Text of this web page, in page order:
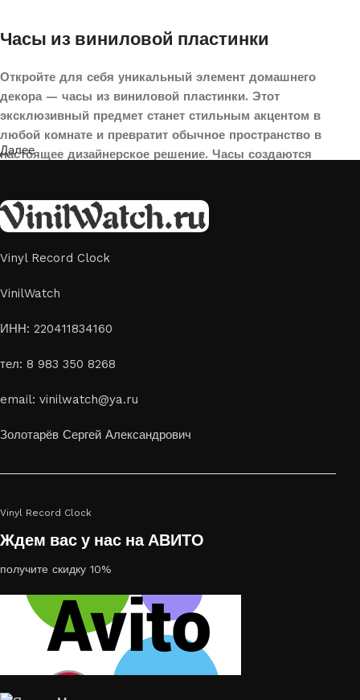
Часы из виниловой пластинки
Откройте для себя уникальный элемент домашнего
декора — часы из виниловой пластинки. Этот
эксклюзивный предмет станет стильным акцентом в
любой комнате и превратит обычное пространство в
настоящее дизайнерское решение. Часы создаются
аксессуар идеально подойдет для гостиной, спальни,
офиса или даже для оформления кафе, студии или
творческого пространства.
Картины на стекле и дереве
Лазерная гравировка на стекле или дереве, оригинальный
или украсить свой дом
украсить пространство, лазерная гравировка фото по дереву
Далее
Vinyl Record Clock
VinilWatch
ИНН: 220411834160
тел: 8 983 350 8268
email: vinilwatch@ya.ru
Золотарёв Сергей Александрович
Vinyl Record Clock
Ждем вас у нас на АВИТО
получите скидку 10%